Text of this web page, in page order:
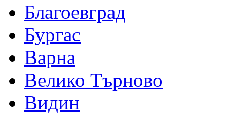
Благоевград
Бургас
Варна
Велико Търново
Видин